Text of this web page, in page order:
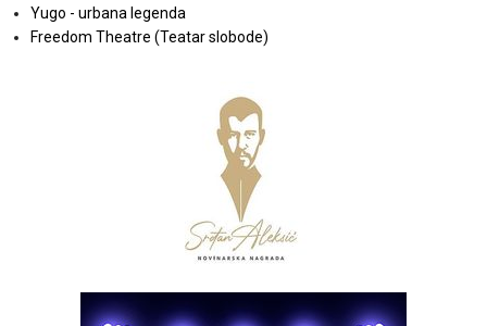
Yugo - urbana legenda
Freedom Theatre (Teatar slobode)